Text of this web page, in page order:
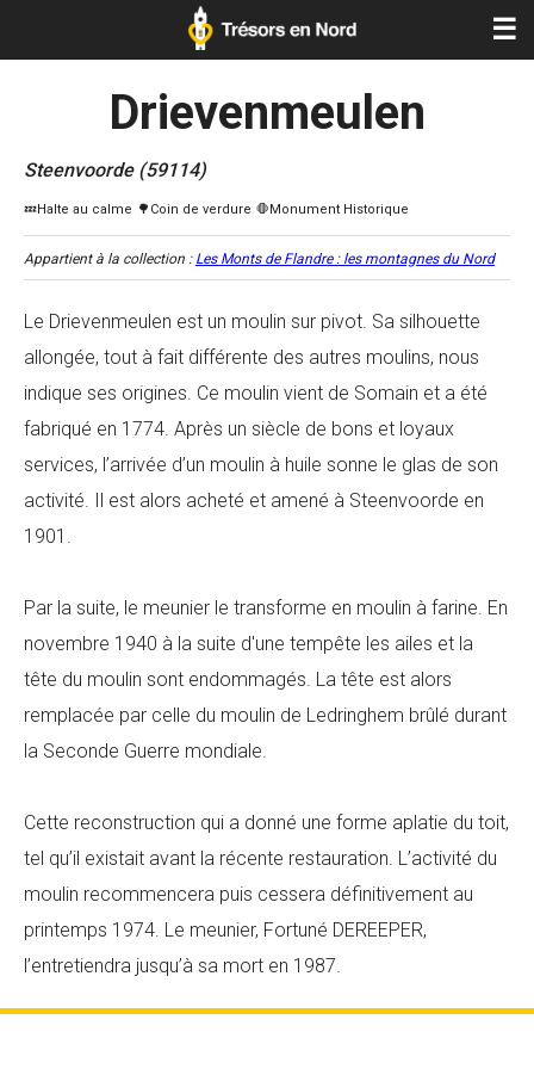
☰
Drievenmeulen
Steenvoorde (59114)
Appartient à la collection : Les Monts de Flandre : les montagnes du Nord
Le Drievenmeulen est un moulin sur pivot. Sa silhouette
allongée, tout à fait différente des autres moulins, nous
indique ses origines. Ce moulin vient de Somain et a été
fabriqué en 1774. Après un siècle de bons et loyaux
services, l’arrivée d’un moulin à huile sonne le glas de son
activité. Il est alors acheté et amené à Steenvoorde en
1901.
Par la suite, le meunier le transforme en moulin à farine. En
novembre 1940 à la suite d'une tempête les ailes et la
tête du moulin sont endommagés. La tête est alors
remplacée par celle du moulin de Ledringhem brûlé durant
la Seconde Guerre mondiale.
Cette reconstruction qui a donné une forme aplatie du toit,
tel qu’il existait avant la récente restauration. L’activité du
moulin recommencera puis cessera définitivement au
printemps 1974. Le meunier, Fortuné DEREEPER,
l’entretiendra jusqu’à sa mort en 1987.